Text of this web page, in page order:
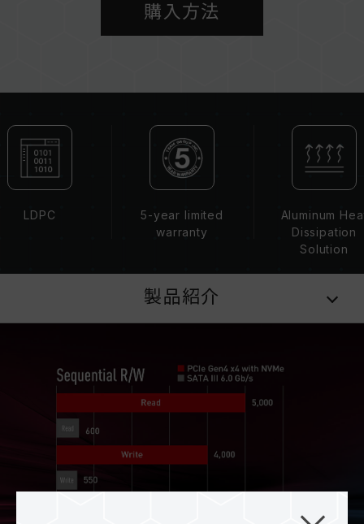
購入方法
LDPC
5-year limited
warranty
Aluminum
Dissipation
Solution
製品紹介